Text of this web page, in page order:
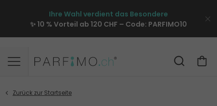
Ihre Wahl verdient das Besondere
✨ 10 % Vorteil ab 120 CHF – Code: PARFIMO10